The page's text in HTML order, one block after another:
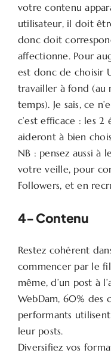
votre contenu
utilisateur, il doit
donc doit
affectionne. Pour
est donc de choisir
travailler à fond (au
temps). Je sais, ce
c’est efficace : les 2
aideront à bien
NB : pensez aussi
votre veille, pour
Followers, et en
4- Contenu
Restez cohérent
commencer par le
même, d’un post à
WebDam, 60% des
performants
leur posts.
Diversifiez vos